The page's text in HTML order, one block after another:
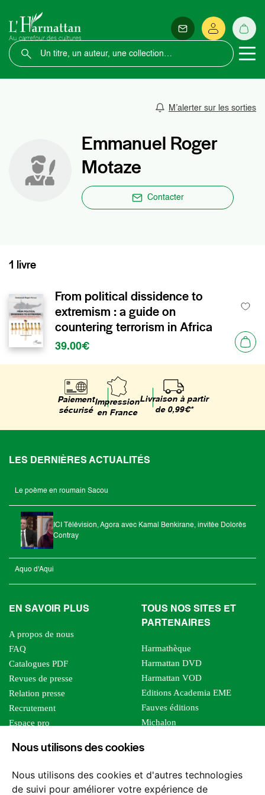
Nous utilisons des cookies
Nous utilisons des cookies et d'autres technologies
de suivi pour améliorer votre expérience de
M’alerter sur les sorties
Emmanuel Roger
Motaze
Contacter
1 livre
From political dissidence to
extremism : a guide on
countering terrorism in Africa
39.00€
Paiement
sécurisé
Impression
en France
Livraison à partir
de 0,99€*
LES DERNIÈRES ACTUALITÉS
Le poème en roumain Sacou
ICI Télévision, Agora avec Kamal Benkirane, invitée Dolorès
Contray
Aquo d'Aqui
EN SAVOIR PLUS
A propos de nous
FAQ
Catalogues PDF
Revues de presse
Relation presse
Recrutement
Espace pro
Foreign rights
TOUS NOS SITES ET
PARTENAIRES
Harmathèque
Harmattan DVD
Harmattan VOD
Editions Academia EME
Fauves éditions
Michalon
Editions Sutton
Les impliqués